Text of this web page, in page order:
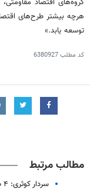
گروه‌های اقتصاد مقاومتی،
هرچه بیشتر طرح‌های
توسعه یابد.»
کد مطلب6380927
مطالب مرتبط
سردار کوثری: ۴ طرح اقتصاد مردمی در گیلان به بهره‌برداری رسید